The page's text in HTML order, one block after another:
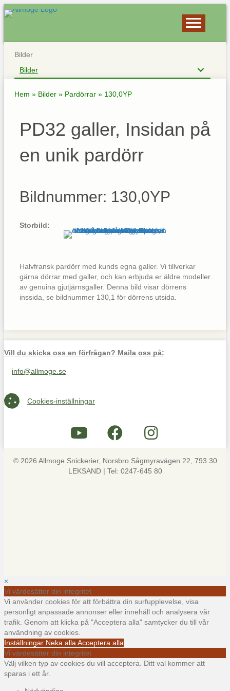
Bilder
Bilder
Hem » Bilder » Pardörrar » 130,0YP
PD32 galler, Insidan på
en unik pardörr
Bildnummer: 130,0YP
Storbild:
Halvfransk pardörr med kunds egna galler. Vi tillverkar
gärna dörrar med galler, och kan erbjuda er äldre modeller
av genuina gjutjärnsgaller. Denna bild visar dörrens
inssida, se bildnummer 130,1 för dörrens utsida.
Vill du skicka oss en förfrågan? Maila oss på:
Maila oss på info@allmoge.se
info@allmoge.se
Cookies-inställningar
Cookies-inställningar
© 2026 Allmoge Snickerier, Norsbro Sågmyravägen 22, 793 30
LEKSAND | Tel: 0247-645 80
×
Vi värdesätter din integritet
Vi använder cookies för att förbättra din surfupplevelse, visa
personligt anpassade annonser eller innehåll och analysera vår
trafik. Genom att klicka på "Acceptera alla" samtycker du till vår
användning av cookies.
Inställningar Neka alla Acceptera alla
Vi värdesätter din integritet
Välj vilken typ av cookies du vill acceptera. Ditt val kommer att
sparas i ett år.